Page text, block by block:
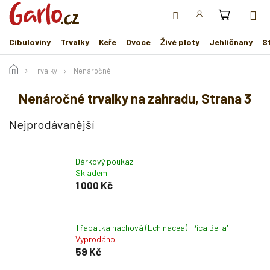
Přejít
obsah
Cibuloviny Trvalky Keře Ovoce Živé ploty Jehličnany
Trvalky Nenáročné
Nenáročné trvalky na zahradu, Strana 3
Nejprodávanější
Dárkový poukaz
Skladem
1 000 Kč
Třapatka nachová (Echinacea) 'Pica Bella'
Vyprodáno
59 Kč